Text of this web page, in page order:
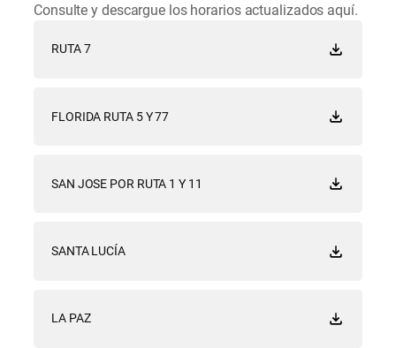
Consulte y descargue los horarios actualizados aquí.
RUTA 7
FLORIDA RUTA 5 Y 77
SAN JOSE POR RUTA 1 Y 11
SANTA LUCÍA
LA PAZ